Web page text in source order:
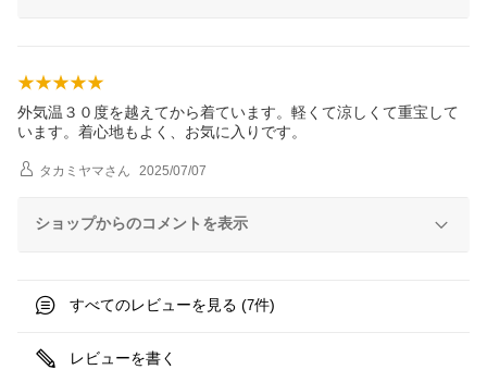
外気温３０度を越えてから着ています。軽くて涼しくて重宝して
います。着心地もよく、お気に入りです。
タカミヤマさん 2025/07/07
ショップからのコメントを表示
すべてのレビューを見る (7件)
レビューを書く